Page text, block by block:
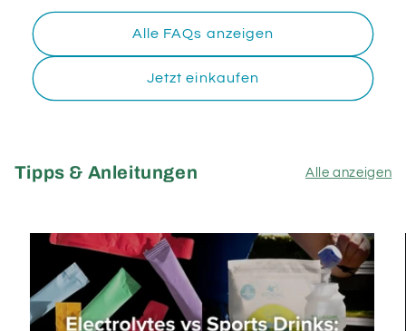
Alle FAQs anzeigen
Jetzt einkaufen
Tipps & Anleitungen Alle anzeigen